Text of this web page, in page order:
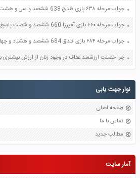
نوار جهت یابی
صفحه اصلی
تماس با ما
مطالب جدید
آمار سایت
جواب مرحله ۶۳۸ بازی فندق 638 ششصد و سی و هشت پاسخ
جواب مرحله ۶۶۰ بازی آمیرزا 660 ششصد و شصت پاسخ
جواب مرحله ۶۸۴ بازی فندق 684 ششصد و هشتاد و چهار پاسخ